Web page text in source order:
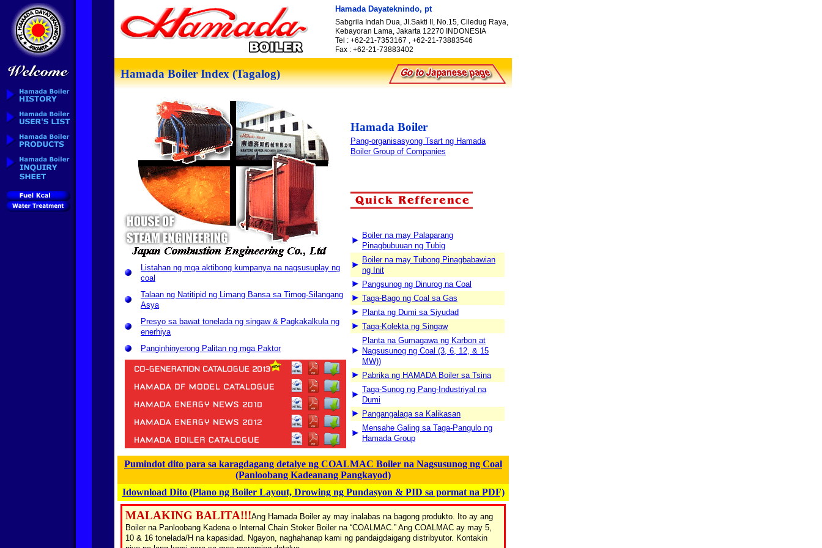
Hamada Dayateknindo, pt
Sabgrila Indah Dua, JI.Sakti II, No.15, Ciledug Raya,
Kebayoran Lama, Jakarta 12270 INDONESIA
Tel : +62-21-7353167 , +62-21-73883546
Fax : +62-21-73883402
Hamada Boiler Index (Tagalog)
Listahan ng mga aktibong kumpanya na nagsusuplay ng
coal
Talaan ng Natitipid ng Limang Bansa sa Timog-Silangang
Asya
Presyo sa bawat tonelada ng singaw & Pagkakalkula ng
enerhiya
Panginhinyerong Palitan ng mga Paktor
Hamada Boiler
Pang-organisasyong Tsart ng Hamada
Boiler Group of Companies
Boiler na may Palaparang
Pinagbubuuan ng Tubig
Boiler na may Tubong Pinagbabawian
ng Init
Pangsunog ng Dinurog na Coal
Taga-Bago ng Coal sa Gas
Planta ng Dumi sa Siyudad
Taga-Kolekta ng Singaw
Planta na Gumagawa ng Karbon at
Nagsusunog ng Coal (3, 6, 12, & 15
MW))
Pabrika ng HAMADA Boiler sa Tsina
Taga-Sunog ng Pang-Industriyal na
Dumi
Pangangalaga sa Kalikasan
Mensahe Galing sa Taga-Pangulo ng
Hamada Group
Pumindot dito para sa karagdagang detalye ng COALMAC Boiler na Nagsusunog ng Coal
(Panloobang Kadeanang Pangkayod)
Idownload Dito (Plano ng Boiler Layout, Drowing ng Pundasyon & PID sa pormat na PDF)
MALAKING BALITA!!!Ang Hamada Boiler ay may inalabas na bagong produkto. Ito ay ang
Boiler na Panloobang Kadena o Internal Chain Stoker Boiler na “COALMAC.” Ang COALMAC ay may 5,
10 & 16 tonelada/H na kapasidad. Ngayon, naghahanap kami ng pandaigdaigang distribyutor. Kontakin